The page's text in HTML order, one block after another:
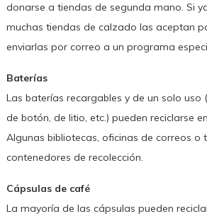
donarse a tiendas de segunda mano. Si
muchas tiendas de calzado las aceptan
enviarlas por correo a un programa
Baterías
Las baterías recargables y de un solo uso
de botón, de litio, etc.) pueden reciclarse
Algunas bibliotecas, oficinas de correos o
contenedores de recolección.
Cápsulas de café
La mayoría de las cápsulas pueden